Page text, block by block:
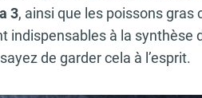
3, ainsi que les poissons
indispensables à la
de garder cela à l’esprit.